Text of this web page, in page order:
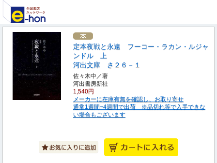
定本夜戦と永遠 フーコー・ラカン・ルジャ
ンドル 上
河出文庫 さ２６－１
佐々木中／著
河出書房新社
1,540円
メーカーに在庫有無を確認し、お取り寄せ
通常1週間~4週間で出荷 ※品切れ等で入手できな
い場合もございます